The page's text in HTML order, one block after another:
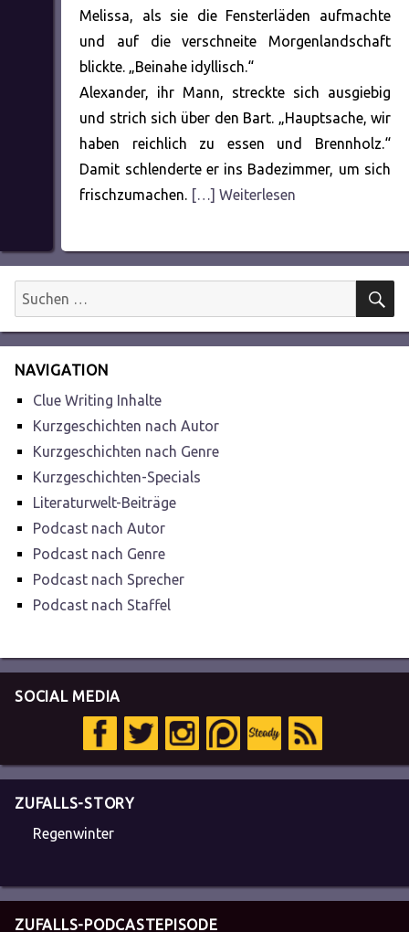
Melissa, als sie die Fensterläden aufmachte
und auf die verschneite Morgenlandschaft
blickte. „Beinahe idyllisch.“
Alexander, ihr Mann, streckte sich ausgiebig
und strich sich über den Bart. „Hauptsache, wir
haben reichlich zu essen und Brennholz.“
Damit schlenderte er ins Badezimmer, um sich
frischzumachen. […] Weiterlesen
Suchen
nach:
NAVIGATION
Clue Writing Inhalte
Kurzgeschichten nach Autor
Kurzgeschichten nach Genre
Kurzgeschichten-Specials
Literaturwelt-Beiträge
Podcast nach Autor
Podcast nach Genre
Podcast nach Sprecher
Podcast nach Staffel
SOCIAL MEDIA
ZUFALLS-STORY
Regenwinter
ZUFALLS-PODCASTEPISODE